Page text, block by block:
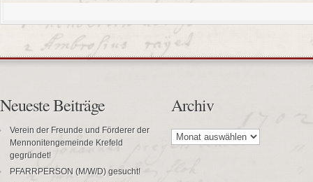
Neueste Beiträge
Verein der Freunde und Förderer der
Mennonitengemeinde Krefeld
gegründet!
PFARRPERSON (M/W/D) gesucht!
Archiv
Archiv